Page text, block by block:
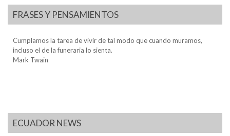
FRASES Y PENSAMIENTOS
Cumplamos la tarea de vivir de tal modo que cuando muramos,
incluso el de la funeraria lo sienta.
Mark Twain
ECUADOR NEWS